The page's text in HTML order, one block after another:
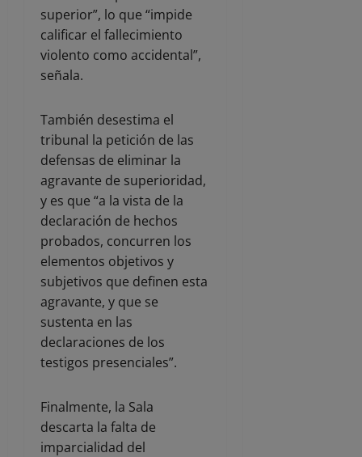
superior”, lo que “impide
calificar el fallecimiento
violento como accidental”,
señala.
También desestima el
tribunal la petición de las
defensas de eliminar la
agravante de superioridad,
y es que “a la vista de la
declaración de hechos
probados, concurren los
elementos objetivos y
subjetivos que definen esta
agravante, y que se
sustenta en las
declaraciones de los
testigos presenciales”.
Finalmente, la Sala
descarta la falta de
imparcialidad del